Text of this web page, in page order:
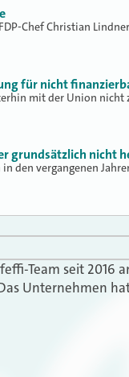
Chef Christian
für nicht
mit der Union nicht
grundsätzlich nicht
den vergangenen
Team seit 2016
Unternehmen